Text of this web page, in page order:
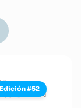
Edición #52